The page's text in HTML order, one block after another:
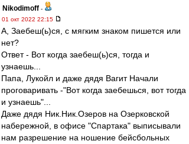
Nikodimoff -
01 окт 2022 22:15
А, Заебеш(ь)ся, с мягким знаком пишется или
нет?
Ответ - Вот когда заебеш(ь)ся, тогда и
узнаешь...
Папа, Лукойл и даже дядя Вагит Начали
проговаривать -"Вот когда заебешься, вот тогда
и узнаешь"...
Даже дядя Ник.Ник.Озеров на Озерковской
набережной, в офисе "Спартака" выписывали
нам разрешение на ношение бейсбольных